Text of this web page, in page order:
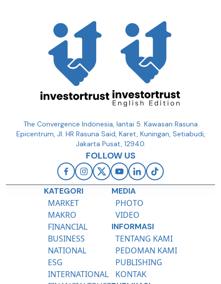
The Convergence Indonesia, lantai 5. Kawasan Rasuna
Epicentrum, Jl. HR Rasuna Said, Karet, Kuningan, Setiabudi,
Jakarta Pusat, 12940.
FOLLOW US
KATEGORI
MARKET
MAKRO
FINANCIAL
BUSINESS
NATIONAL
ESG
INTERNATIONAL
MEDIA
PHOTO
VIDEO
INFORMASI
TENTANG KAMI
PEDOMAN KAMI
PUBLISHING
KONTAK